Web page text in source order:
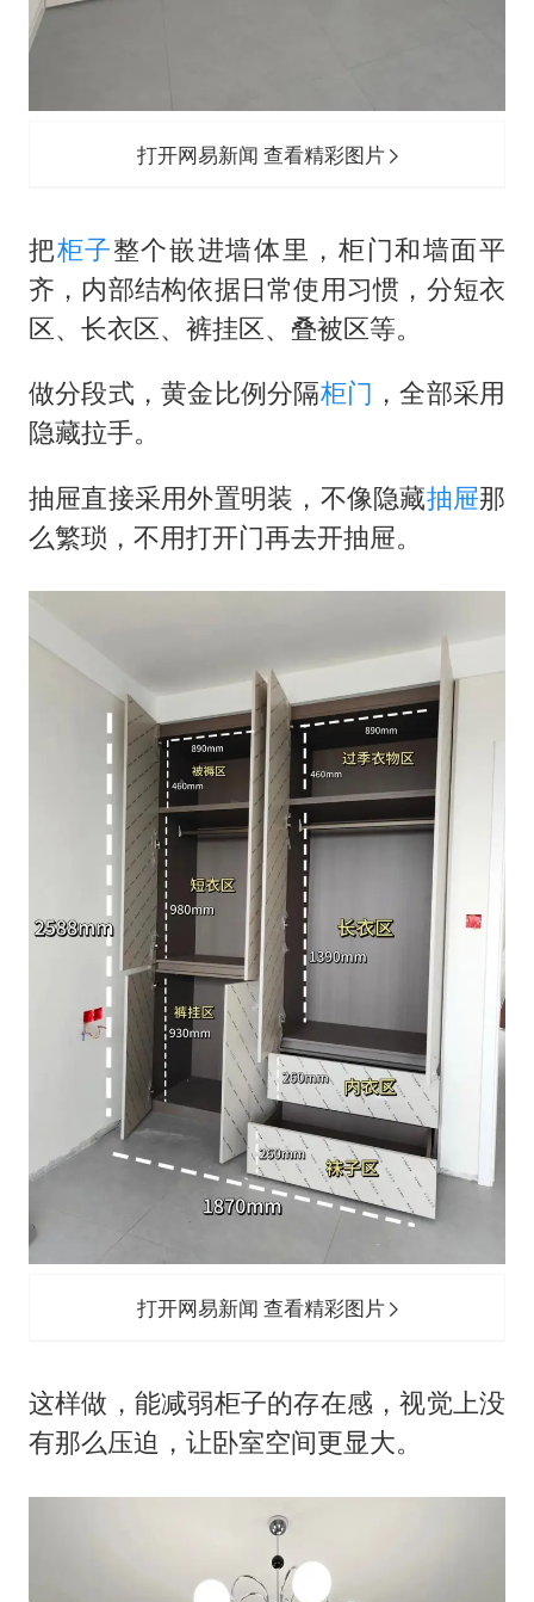
打开网易新闻 查看精彩图片
把柜子整个嵌进墙体里，柜门和墙面平
齐，内部结构依据日常使用习惯，分短衣
区、长衣区、裤挂区、叠被区等。
做分段式，黄金比例分隔柜门 ，全部采用
隐藏拉手。
抽屉直接采用外置明装，不像隐藏抽屉那
么繁琐，不用打开门再去开抽屉。
打开网易新闻 查看精彩图片
这样做，能减弱柜子的存在感，视觉上没
有那么压迫，让卧室空间更显大。